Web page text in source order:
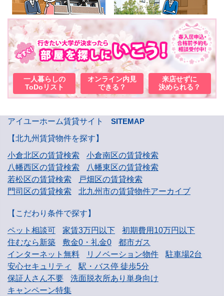
一人暮らしの
ToDoリスト
オンライン内見
できる？
来店せずに
決められる？
アイユーホーム賃貸サイト
SITEMAP
【北九州賃貸物件を探す】
小倉北区の賃貸検索
小倉南区の賃貸検索
八幡西区の賃貸検索
八幡東区の賃貸検索
若松区の賃貸検索
戸畑区の賃貸検索
門司区の賃貸検索
北九州市の賃貸物件アーカイブ
【こだわり条件で探す】
ペット相談可
家賃3万円以下
初期費用10万円以下
住むなら新築
敷金0・礼金0
都市ガス
インターネット無料
リノベーション物件
駐車場2台
安心セキュリティ
駅・バス停 徒歩5分
保証人さん不要
洗面脱衣所あり単身向け
キャンペーン特集